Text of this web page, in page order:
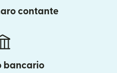
contante
bancario